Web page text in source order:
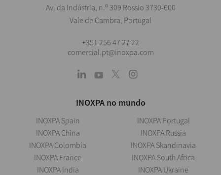
Av. da Indústria, n.º 309 Rossio 3730-600
Vale de Cambra, Portugal
+351 256 47 27 22
comercial.pt@inoxpa.com
INOXPA no mundo
INOXPA Spain
INOXPA China
INOXPA Colombia
INOXPA France
INOXPA India
INOXPA Portugal
INOXPA Russia
INOXPA Skandinavia
INOXPA South Africa
INOXPA Ukraine